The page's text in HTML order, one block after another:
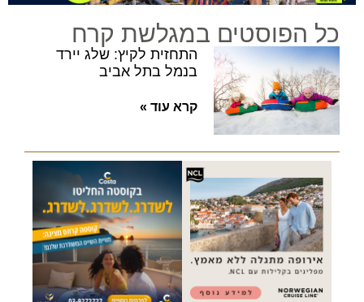
כל הפוסטים במגלשת קרח
התחזית לקיץ: שלג יירד
בנמל בתל אביב
קרא עוד »